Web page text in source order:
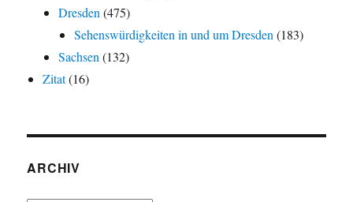
Dresden (475)
Sehenswürdigkeiten in und um Dresden (183)
Sachsen (132)
Zitat(16)
ARCHIV